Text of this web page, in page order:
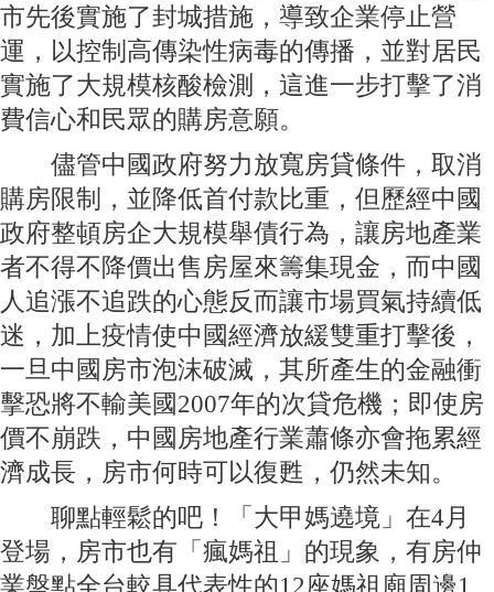
市先後實施了封城措施，導致企業停止營
運，以控制高傳染性病毒的傳播，並對居民
實施了大規模核酸檢測，這進一步打擊了消
費信心和民眾的購房意願。
儘管中國政府努力放寬房貸條件，取消
購房限制，並降低首付款比重，但歷經中國
政府整頓房企大規模舉債行為，讓房地產業
者不得不降價出售房屋來籌集現金，而中國
人追漲不追跌的心態反而讓市場買氣持續低
迷，加上疫情使中國經濟放緩雙重打擊後，
一旦中國房市泡沫破滅，其所產生的金融衝
擊恐將不輸美國2007年的次貸危機；即使房
價不崩跌，中國房地產行業蕭條亦會拖累經
濟成長，房市何時可以復甦，仍然未知。
聊點輕鬆的吧！「大甲媽遶境」在4月
登場，房市也有「瘋媽祖」的現象，有房仲
業盤點全台較具代表性的12座媽祖廟周邊1